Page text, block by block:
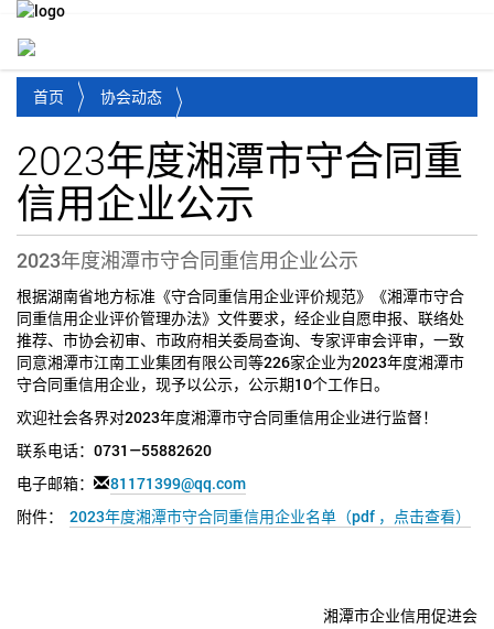
首页 协会动态
2023年度湘潭市守合同重
信用企业公示
2023年度湘潭市守合同重信用企业公示
根据湖南省地方标准《守合同重信用企业评价规范》《湘潭市守合
同重信用企业评价管理办法》文件要求，经企业自愿申报、联络处
推荐、市协会初审、市政府相关委局查询、专家评审会评审，一致
同意湘潭市江南工业集团有限公司等226家企业为2023年度湘潭市
守合同重信用企业，现予以公示，公示期10个工作日。
欢迎社会各界对2023年度湘潭市守合同重信用企业进行监督！
联系电话：0731—55882620
电子邮箱：
81171399@qq.com
附件： 2023年度湘潭市守合同重信用企业名单（pdf ，点击查看）
湘潭市企业信用促进会